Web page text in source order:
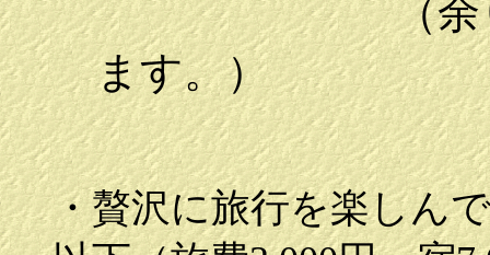
（余りは均
ます。）
・贅沢に旅行を楽しん